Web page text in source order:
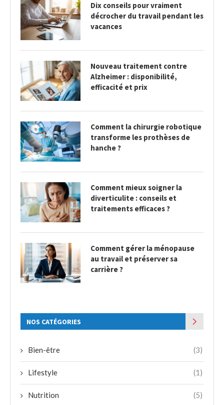
Dix conseils pour vraiment
décrocher du travail pendant les
vacances
Nouveau traitement contre
Alzheimer : disponibilité,
efficacité et prix
Comment la chirurgie robotique
transforme les prothèses de
hanche ?
Comment mieux soigner la
diverticulite : conseils et
traitements efficaces ?
Comment gérer la ménopause
au travail et préserver sa
carrière ?
NOS CATÉGORIES
Bien-être (3)
Lifestyle (1)
Nutrition (5)